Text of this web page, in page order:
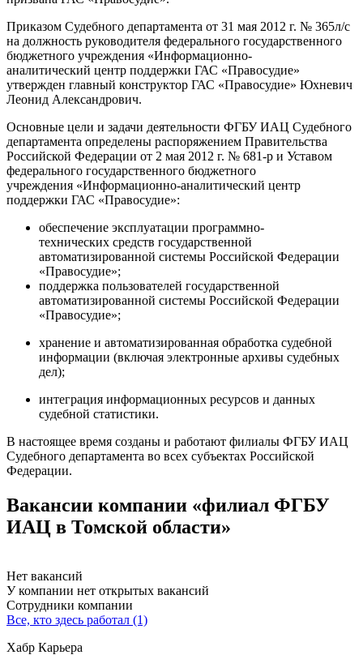
Приказом Судебного департамента от 31 мая 2012 г. № 365л/с
на должность руководителя федерального государственного
бюджетного учреждения «Информационно-
аналитический центр поддержки ГАС «Правосудие»
утвержден главный конструктор ГАС «Правосудие» Юхневич
Леонид Александрович.
Основные цели и задачи деятельности ФГБУ ИАЦ Судебного
департамента определены распоряжением Правительства
Российской Федерации от 2 мая 2012 г. № 681-р и Уставом
федерального государственного бюджетного
учреждения «Информационно-аналитический центр
поддержки ГАС «Правосудие»:
обеспечение эксплуатации программно-
технических средств государственной
автоматизированной системы Российской Федерации
«Правосудие»;
поддержка пользователей государственной
автоматизированной системы Российской Федерации
«Правосудие»;
хранение и автоматизированная обработка судебной
информации (включая электронные архивы судебных
дел);
интеграция информационных ресурсов и данных
судебной статистики.
В настоящее время созданы и работают филиалы ФГБУ ИАЦ
Судебного департамента во всех субъектах Российской
Федерации.
Вакансии компании «филиал ФГБУ
ИАЦ в Томской области»
Нет вакансий
У компании нет открытых вакансий
Сотрудники компании
Все, кто здесь работал (1)
Хабр Карьера